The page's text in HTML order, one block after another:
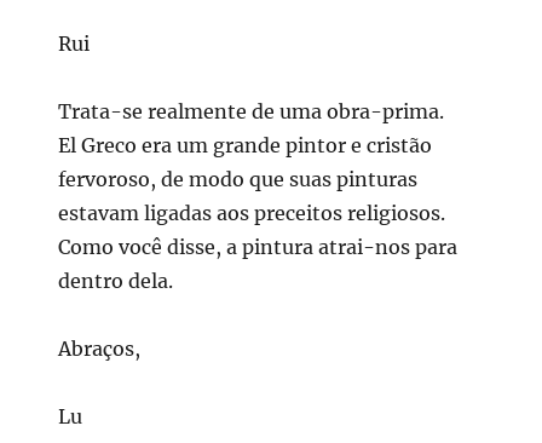
Rui
Trata-se realmente de uma obra-prima.
El Greco era um grande pintor e cristão
fervoroso, de modo que suas pinturas
estavam ligadas aos preceitos religiosos.
Como você disse, a pintura atrai-nos para
dentro dela.
Abraços,
Lu